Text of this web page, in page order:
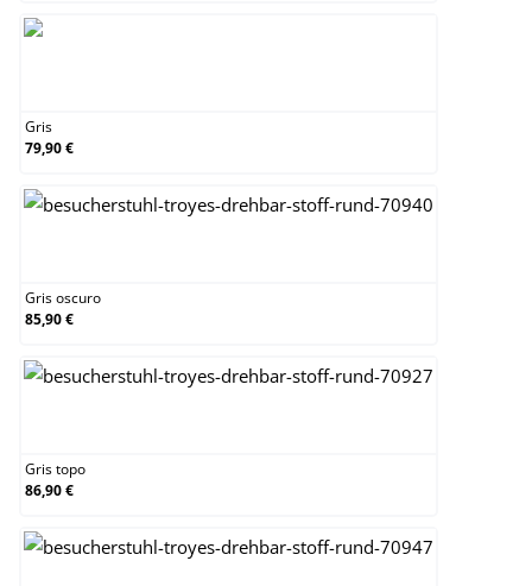
Gris
79,90 €
Gris oscuro
85,90 €
Gris topo
86,90 €